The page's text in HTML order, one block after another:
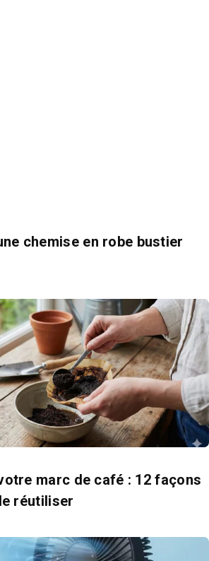
chemise en robe bustier
marc de café : 12 façons
réutiliser